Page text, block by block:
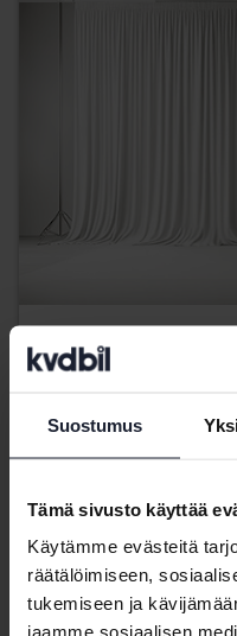
Suostumus
Tämä sivusto käyttää
Käytämme evästeitä
räätälöimiseen,
tukemiseen ja
jaamme sosiaalisen
Tesla Model Y
Model Y Performance
Lähtöhinta
Arvostuksemme on
Tulossa pian